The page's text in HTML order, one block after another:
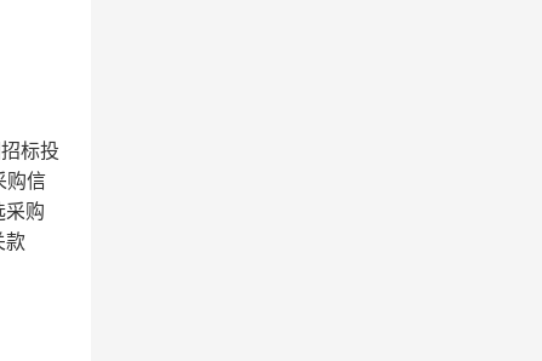
标投
购信
采购
款